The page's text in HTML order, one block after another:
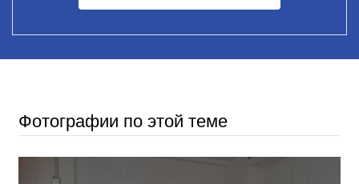
Фотографии по этой теме